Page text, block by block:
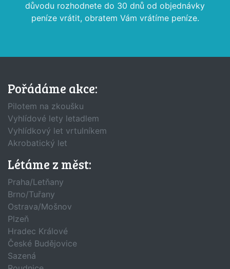
důvodu rozhodnete do 30 dnů od objednávky
peníze vrátit, obratem Vám vrátíme peníze.
Pořádáme akce:
Pilotem na zkoušku
Vyhlídové lety letadlem
Vyhlídkový let vrtulníkem
Akrobatický let
Létáme z měst:
Praha/Letňany
Brno/Tuřany
Ostrava/Mošnov
Plzeň
Hradec Králové
České Budějovice
Sazená